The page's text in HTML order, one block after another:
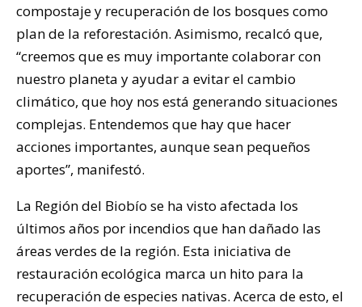
compostaje y recuperación de los bosques como
plan de la reforestación. Asimismo, recalcó que,
“creemos que es muy importante colaborar con
nuestro planeta y ayudar a evitar el cambio
climático, que hoy nos está generando situaciones
complejas. Entendemos que hay que hacer
acciones importantes, aunque sean pequeños
aportes”, manifestó.
La Región del Biobío se ha visto afectada los
últimos años por incendios que han dañado las
áreas verdes de la región. Esta iniciativa de
restauración ecológica marca un hito para la
recuperación de especies nativas. Acerca de esto, el